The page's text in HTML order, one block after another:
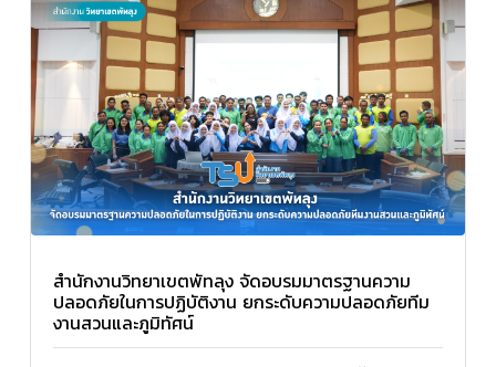
สำนักงานวิทยาเขตพัทลุง จัดอบรมมาตรฐานความ
ปลอดภัยในการปฏิบัติงาน ยกระดับความปลอดภัยทีม
งานสวนและภูมิทัศน์